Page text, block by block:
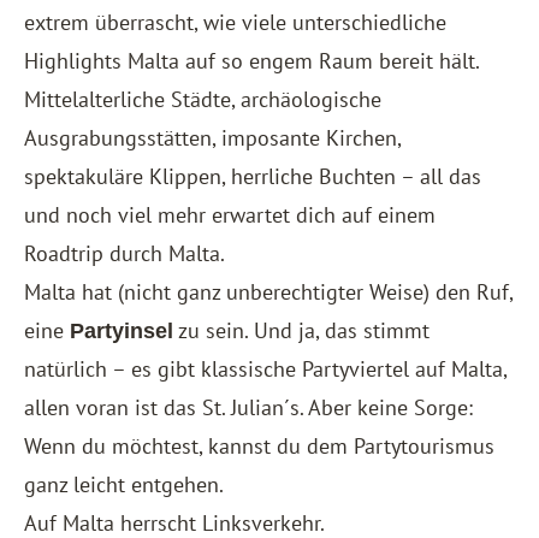
extrem überrascht, wie viele unterschiedliche
Highlights Malta auf so engem Raum bereit hält.
Mittelalterliche Städte, archäologische
Ausgrabungsstätten, imposante Kirchen,
spektakuläre Klippen, herrliche Buchten – all das
und noch viel mehr erwartet dich auf einem
Roadtrip durch Malta.
Malta hat (nicht ganz unberechtigter Weise) den Ruf,
eine Partyinsel zu sein. Und ja, das stimmt
natürlich – es gibt klassische Partyviertel auf Malta,
allen voran ist das St. Julian´s. Aber keine Sorge:
Wenn du möchtest, kannst du dem Partytourismus
ganz leicht entgehen.
Auf Malta herrscht Linksverkehr.